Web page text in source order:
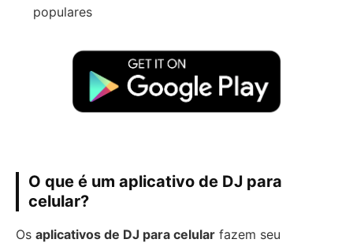
populares
O que é um aplicativo de DJ para
celular?
Os aplicativos de DJ para celular fazem seu